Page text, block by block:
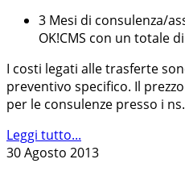
3 Mesi di consulenza/
OK!CMS con un totale
I costi legati alle trasferte
preventivo specifico. Il
per le consulenze presso i
Leggi tutto...
30 Agosto 2013